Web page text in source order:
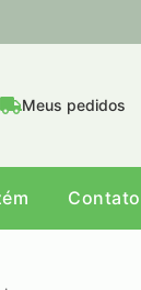
Meus pedidos
Contato